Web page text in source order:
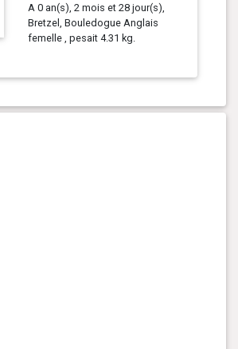
A 0 an(s), 2 mois et 28 jour(s),
Bretzel, Bouledogue Anglais
femelle , pesait 4.31 kg.